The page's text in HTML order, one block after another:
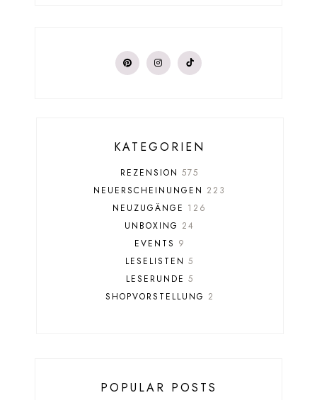
KATEGORIEN
REZENSION 575
NEUERSCHEINUNGEN 223
NEUZUGÄNGE 126
UNBOXING 24
EVENTS 9
LESELISTEN 5
LESERUNDE 5
SHOPVORSTELLUNG 2
POPULAR POSTS